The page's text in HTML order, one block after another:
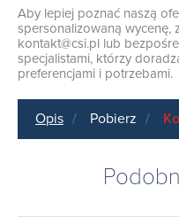
Aby lepiej poznać naszą
spersonalizowaną wycenę,
kontakt@csi.pl lub
specjalistami, którzy
preferencjami i potrzebami.
Opis Pobierz